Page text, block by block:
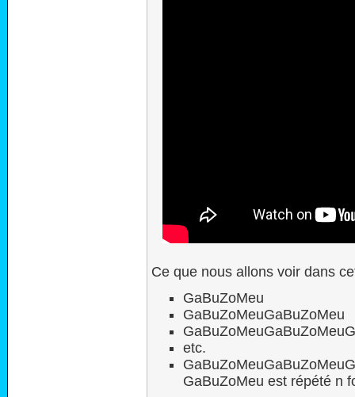
Ce que nous allons voir dans
GaBuZoMeu
GaBuZoMeuGaBuZoMeu
etc.
GaBuZoMeu est répété n